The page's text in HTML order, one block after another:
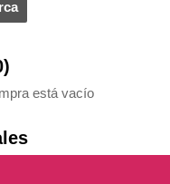
está vacío